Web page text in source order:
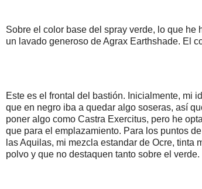
Sobre el color base del spray verde, lo que he
un lavado generoso de Agrax Earthshade. El
Este es el frontal del bastión. Inicialmente, mi
que en negro iba a quedar algo soseras, así
poner algo como Castra Exercitus, pero he
que para el emplazamiento. Para los puntos
las Aquilas, mi mezcla estandar de Ocre,
polvo y que no destaquen tanto sobre el verde.